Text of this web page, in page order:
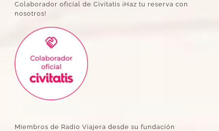
Colaborador oficial de Civitatis ¡Haz tu reserva con
nosotros!
Miembros de Radio Viajera desde su fundación